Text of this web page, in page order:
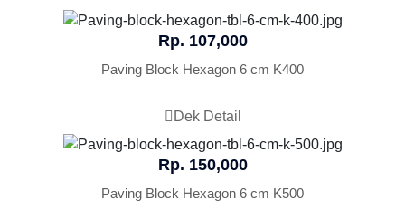
Rp. 107,000
Paving Block Hexagon 6 cm K400
Dek Detail
Rp. 150,000
Paving Block Hexagon 6 cm K500